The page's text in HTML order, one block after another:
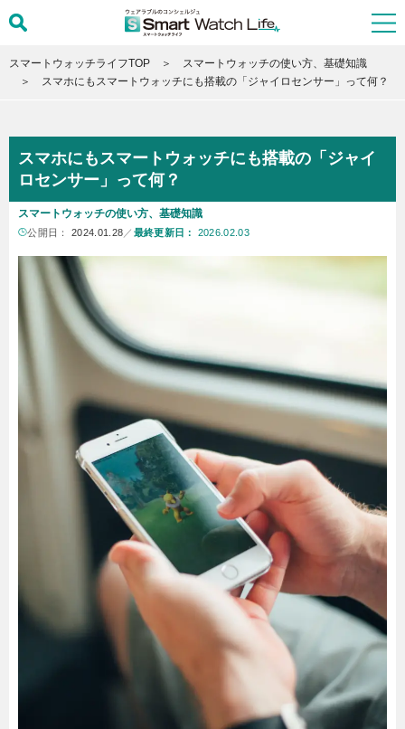
スマートウォッチライフTOP
スマートウォッチの使い方、基礎知識
スマホにもスマートウォッチにも搭載の「ジャイロセンサー」って何？
スマホにもスマートウォッチにも搭載の「ジャイ
ロセンサー」って何？
スマートウォッチの使い方、基礎知識
公開日： 2024.01.28 ／ 最終更新日： 2026.02.03